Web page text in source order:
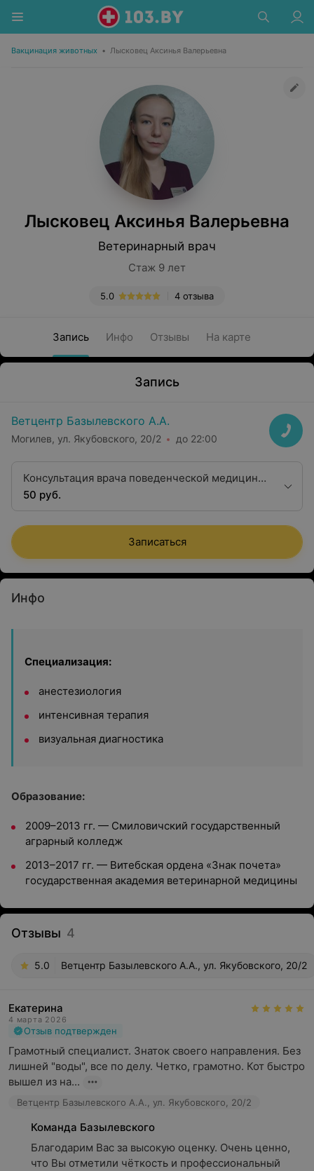
Вакцинация животных • Лысковец Аксинья Валерьевна
Лысковец Аксинья Валерьевна
Ветеринарный врач
Стаж 9 лет
4 отзыва
5.0
Запись Инфо Отзывы На карте
Запись
Ветцентр Базылевского А.А.
Могилев, ул. Якубовского, 20/2 до 22:00
Консультация врача поведенческой медицины
(зоопсихолог)
50 руб.
Записаться
Инфо
Специализация:
анестезиология
интенсивная терапия
визуальная диагностика
Образование:
2009–2013 гг. — Смиловичский государственный
аграрный колледж
2013–2017 гг. — Витебская ордена «Знак почета»
государственная академия ветеринарной медицины
Отзывы 4
5.0 Ветцентр Базылевского А.А., ул. Якубовского, 20/2
Екатерина
4 марта 2026
Отзыв подтвержден
Грамотный специалист. Знаток своего направления. Без
лишней "воды", все по делу. Четко, грамотно. Кот быстро
вышел из на...
Ветцентр Базылевского А.А., ул. Якубовского, 20/2
Команда Базылевского
Благодарим Вас за высокую оценку. Очень ценно,
что Вы отметили чёткость и профессиональный